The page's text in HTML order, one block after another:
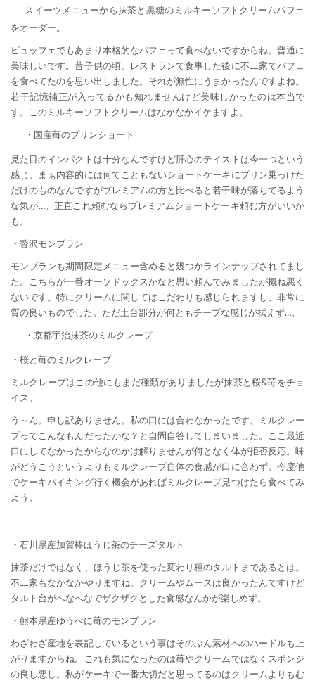
スイーツメニューから抹茶と黒糖のミルキーソフトクリームパフェ
をオーダー。
ビュッフェでもあまり本格的なパフェって食べないですからね。普通に
美味しいです。昔子供の頃、レストランで食事した後に不二家でパフェ
を食べてたのを思い出しました。それが無性にうまかったんですよね。
若干記憶補正が入ってるかも知れませんけど美味しかったのは本当で
す。このミルキーソフトクリームはなかなかイケますよ。
・国産苺のプリンショート
見た目のインパクトは十分なんですけど肝心のテイストは今一つという
感じ。まぁ内容的には何てこともないショートケーキにプリン乗っけた
だけのものなんですがプレミアムの方と比べると若干味が落ちてるよう
な気が…。正直これ頼むならプレミアムショートケーキ頼む方がいいか
も。
・贅沢モンブラン
モンブランも期間限定メニュー含めると幾つかラインナップされてまし
た。こちらが一番オーソドックスかなと思い頼んでみましたが概ね悪く
ないです。特にクリームに関してはこだわりも感じられますし、非常に
質の良いものでした。ただ土台部分が何ともチープな感じが拭えず…。
・京都宇治抹茶のミルクレープ
・桜と苺のミルクレープ
ミルクレープはこの他にもまだ種類がありましたが抹茶と桜&苺をチョ
イス。
う～ん。申し訳ありません。私の口には合わなかったです。ミルクレー
プってこんなもんだったかな？と自問自答してしまいました。ここ最近
口にしてなかったからなのかは解りませんが何となく体が拒否反応。味
がどうこうというよりもミルクレープ自体の食感が口に合わず。今度他
でケーキバイキング行く機会があればミルクレープ見つけたら食べてみ
よう。
・石川県産加賀棒ほうじ茶のチーズタルト
抹茶だけではなく、ほうじ茶を使った変わり種のタルトまであるとは。
不二家もなかなかやりますね。クリームやムースは良かったんですけど
タルト台がへなへなでザクザクとした食感なんかが楽しめず。
・熊本県産ゆうべに苺のモンブラン
わざわざ産地を表記しているという事はそのぶん素材へのハードルも上
がりますからね。これも気になったのは苺やクリームではなくスポンジ
の良し悪し。私がケーキで一番大切だと思ってるのはクリームよりもむ